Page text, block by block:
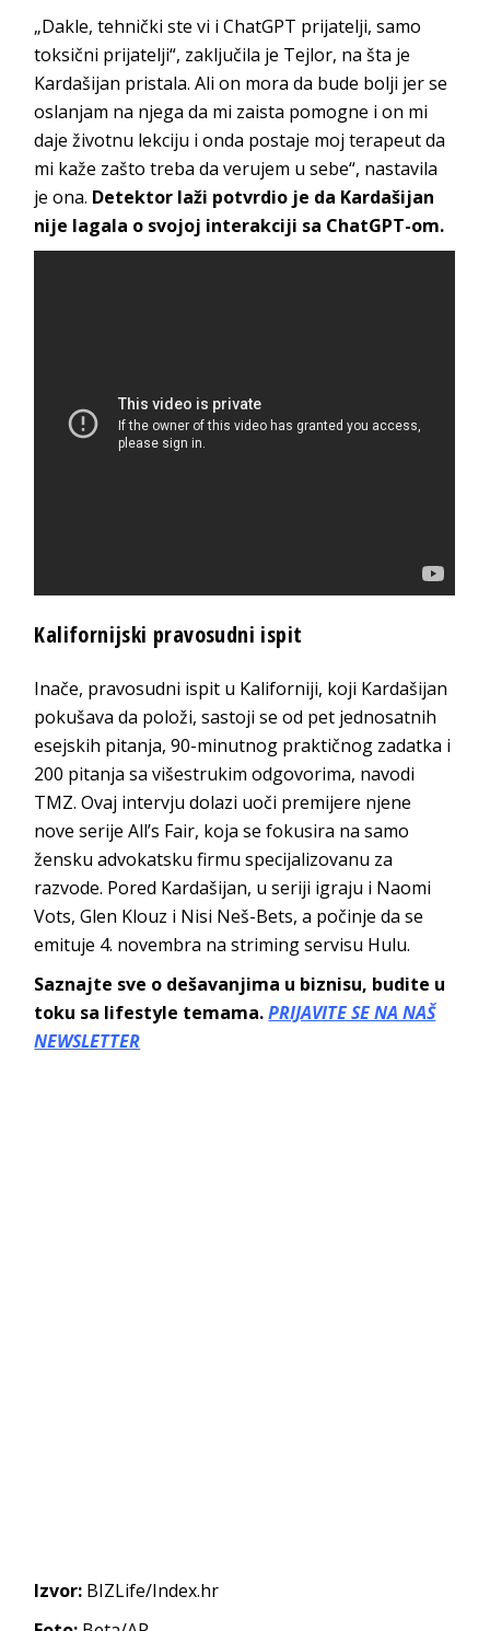
„Dakle, tehnički ste vi i ChatGPT prijatelji, samo
toksični prijatelji“, zaključila je Tejlor, na šta je
Kardašijan pristala. Ali on mora da bude bolji jer se
oslanjam na njega da mi zaista pomogne i on mi
daje životnu lekciju i onda postaje moj terapeut da
mi kaže zašto treba da verujem u sebe“, nastavila
je ona. Detektor laži potvrdio je da Kardašijan
nije lagala o svojoj interakciji sa ChatGPT-om.
Kalifornijski pravosudni ispit
Inače, pravosudni ispit u Kaliforniji, koji Kardašijan
pokušava da položi, sastoji se od pet jednosatnih
esejskih pitanja, 90-minutnog praktičnog zadatka i
200 pitanja sa višestrukim odgovorima, navodi
TMZ. Ovaj intervju dolazi uoči premijere njene
nove serije All’s Fair, koja se fokusira na samo
žensku advokatsku firmu specijalizovanu za
razvode. Pored Kardašijan, u seriji igraju i Naomi
Vots, Glen Klouz i Nisi Neš-Bets, a počinje da se
emituje 4. novembra na striming servisu Hulu.
Saznajte sve o dešavanjima u biznisu, budite u
toku sa lifestyle temama.PRIJAVITE SE NA NAŠ
NEWSLETTER
Izvor: BIZLife/Index.hr